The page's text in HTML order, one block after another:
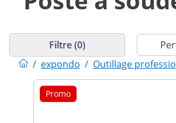
/ expondo / Outillage
Filtre (0)
Promo